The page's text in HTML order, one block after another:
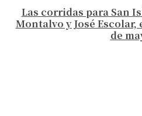
Las corridas para San
Montalvo y José Escolar,
de